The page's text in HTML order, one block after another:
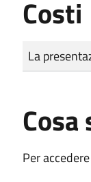
Costi
Tipo di
Importo
La
Cosa
Per